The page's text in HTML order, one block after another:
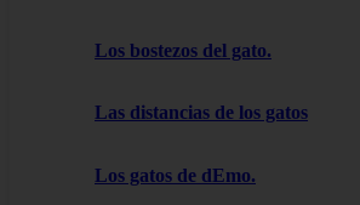
Los bostezos del gato.
Las distancias de los gatos
Los gatos de dEmo.